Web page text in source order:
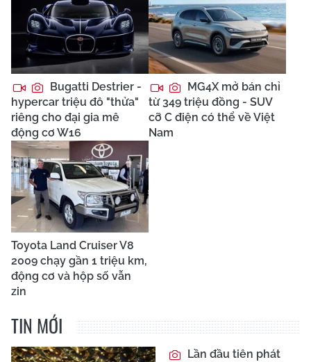
Bugatti Destrier -
hypercar triệu đô "thửa"
riêng cho đại gia mê
động cơ W16
MG4X mở bán chỉ
từ 349 triệu đồng - SUV
cỡ C điện có thể về Việt
Nam
Toyota Land Cruiser V8
2009 chạy gần 1 triệu km,
động cơ và hộp số vẫn
zin
TIN MỚI
Lần đầu tiên phát